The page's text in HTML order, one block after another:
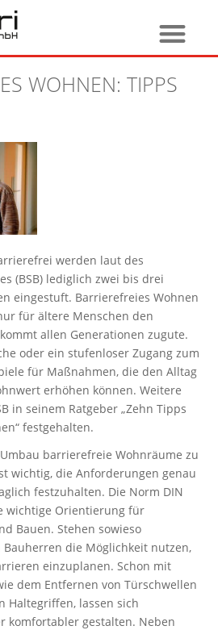
WOHNEN: TIPPS
werden laut des
(BSB) lediglich zwei bis drei
eingestuft. Barrierefreies Wohnen
für ältere Menschen den
allen Generationen zugute.
oder ein stufenloser Zugang zum
für Maßnahmen, die den Alltag
erhöhen können. Weitere
in seinem Ratgeber „Zehn Tipps
festgehalten.
barrierefreie Wohnräume zu
wichtig, die Anforderungen genau
festzuhalten. Die Norm DIN
wichtige Orientierung für
Bauen. Stehen sowieso
Bauherren die Möglichkeit nutzen,
einzuplanen. Schon mit
dem Entfernen von Türschwellen
Haltegriffen, lassen sich
komfortabler gestalten. Neben